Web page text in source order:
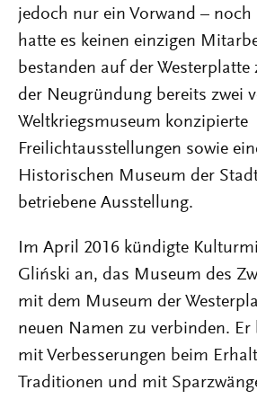
jedoch nur ein Vorwand –
hatte es keinen einzigen
bestanden auf der
der Neugründung bereits zwei
Weltkriegsmuseum konzipierte
Freilichtausstellungen sowie
Historischen Museum der
betriebene Ausstellung.
Im April 2016 kündigte
Gliński an, das Museum des
mit dem Museum der
neuen Namen zu verbinden. Er
mit Verbesserungen beim
Traditionen und mit